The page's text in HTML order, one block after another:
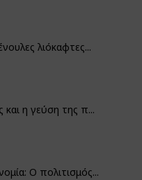
λιόκαφτες...
και η γεύση της π...
Ο πολιτισμός...